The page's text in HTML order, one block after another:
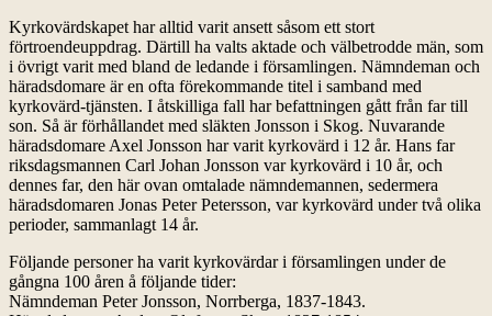
Kyrkovärdskapet har alltid varit ansett såsom ett stort
förtroendeuppdrag. Därtill ha valts aktade och välbetrodde män, som
i övrigt varit med bland de ledande i församlingen. Nämndeman och
häradsdomare är en ofta förekommande titel i samband med
kyrkovärd-tjänsten. I åtskilliga fall har befattningen gått från far till
son. Så är förhållandet med släkten Jonsson i Skog. Nuvarande
häradsdomare Axel Jonsson har varit kyrkovärd i 12 år. Hans far
riksdagsmannen Carl Johan Jonsson var kyrkovärd i 10 år, och
dennes far, den här ovan omtalade nämndemannen, sedermera
häradsdomaren Jonas Peter Petersson, var kyrkovärd under två olika
perioder, sammanlagt 14 år.
Följande personer ha varit kyrkovärdar i församlingen under de
gångna 100 åren å följande tider:
Nämndeman Peter Jonsson, Norrberga, 1837-1843.